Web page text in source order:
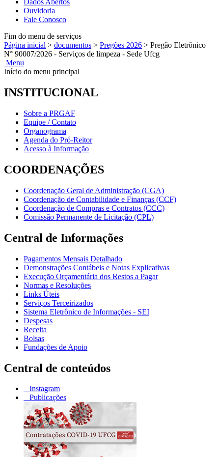
Dados Abertos
Ouvidoria
Fale Conosco
Fim do menu de serviços
Página inicial > documentos > Pregões 2026 > Pregão Eletrônico
N° 90007/2026 - Serviços de limpeza - Sede Ufcg
Menu
Início do menu principal
INSTITUCIONAL
Sobre a PRGAF
Equipe / Contato
Organograma
Agenda do Pró-Reitor
Acesso à Informação
COORDENAÇÕES
Coordenação Geral de Administração (CGA)
Coordenação de Contabilidade e Finanças (CCF)
Coordenação de Compras e Contratos (CCC)
Comissão Permanente de Licitação (CPL)
Central de Informações
Pagamentos Mensais Detalhado
Demonstrações Contábeis e Notas Explicativas
Execução Orçamentária dos Restos a Pagar
Normas e Resoluções
Links Úteis
Serviços Terceirizados
Sistema Eletrônico de Informações - SEI
Despesas
Receita
Bolsas
Fundações de Apoio
Central de conteúdos
Instagram
Publicações